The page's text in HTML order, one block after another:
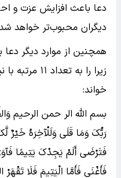
دعا باعث افزایش عزت و
دیگران محبوب‌تر خواهد
همچنین از موارد دیگر
زیرا را به
خواند:
بسم الله الر حمن الرحیم
رَبُّکَ وَمَا قَلَى وَلَلْآخِرَهُ
فَتَرْضَى أَلَمْ یَجِدْکَ یَتِیمًا
فَأَغْنَى فَأَمَّا الْیَتِیمَ فَلَا